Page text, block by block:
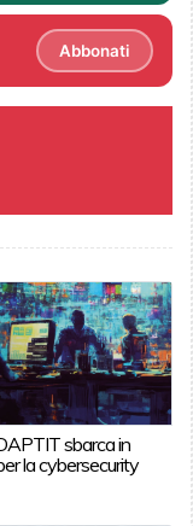
Abbonati
sbarca in
la cybersecurity